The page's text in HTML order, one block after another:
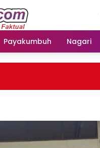
Payakumbuh Nagari